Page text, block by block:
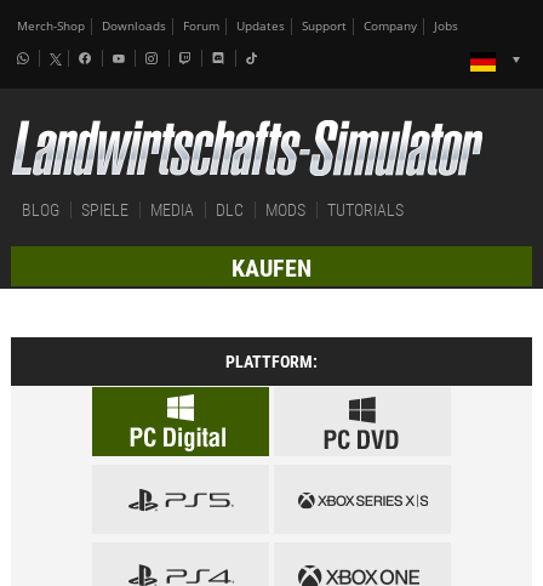
Merch-Shop Downloads Forum Updates Support Company Jobs
BLOG SPIELE MEDIA DLC MODS TUTORIALS
KAUFEN
PLATTFORM: